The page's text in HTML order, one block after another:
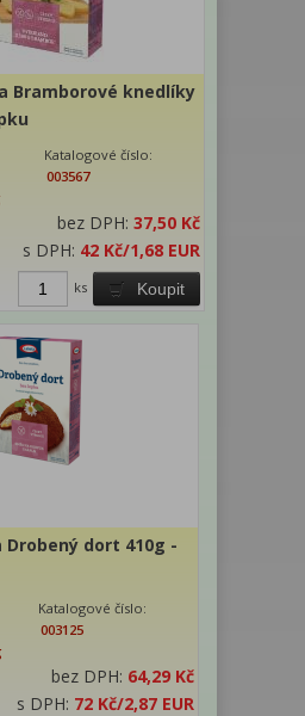
Bramborové knedlíky
Katalogové číslo:
003567
bez DPH:37,50 Kč
s DPH: 42 Kč/1,68 EUR
Koupit
ks
Drobený dort 410g -
Katalogové číslo:
003125
bez DPH: 64,29 Kč
s DPH: 72 Kč/2,87 EUR